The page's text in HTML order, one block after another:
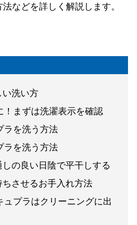
などを詳しく解説します。
い洗い方
まずは洗濯表示を確認
を洗う方法
を洗う方法
の良い日陰で平干しする
させるお手入れ方法
プラはクリーニングに出